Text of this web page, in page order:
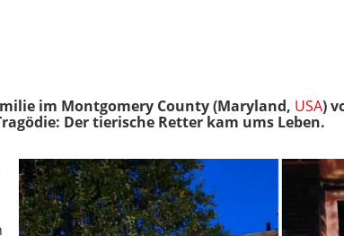
im Montgomery County (Maryland, USA)
Der tierische Retter kam ums Leben.